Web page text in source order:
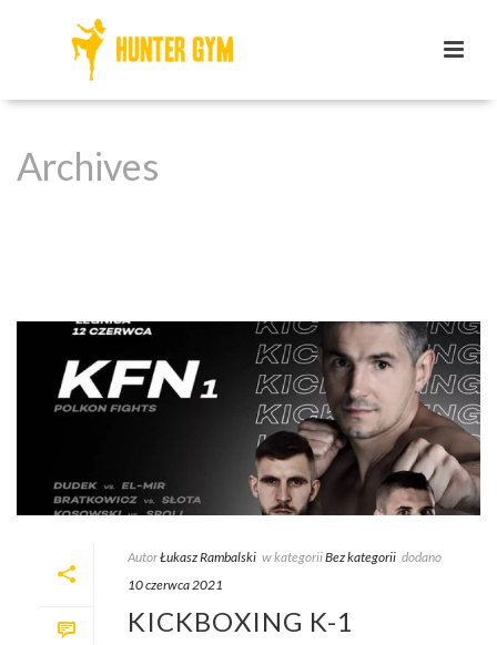
Archives
AutorŁukasz Rambalski w kategoriiBez kategorii dodano
10 czerwca 2021
KICKBOXING K-1